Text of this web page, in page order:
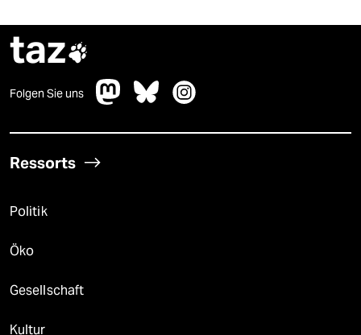
taz
Folgen Sie uns
Ressorts
Politik
Öko
Gesellschaft
Kultur